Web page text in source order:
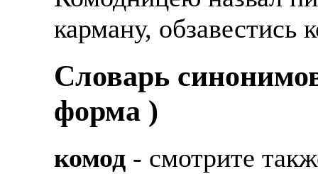
карману, обзавестись
Cловарь
форма )
комод - смотрите